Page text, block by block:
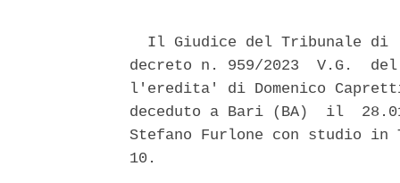
Il Giudice del Tribunale di
decreto n. 959/2023  V.G.
l'eredita' di Domenico
deceduto a Bari (BA)  il
Stefano Furlone con studio in
10.